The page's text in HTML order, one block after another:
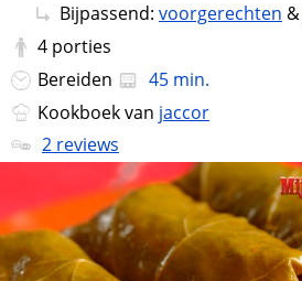
Bijpassend: voorgerechten &
4 porties
Bereiden
45 min.
Kookboek van jaccor
2 reviews